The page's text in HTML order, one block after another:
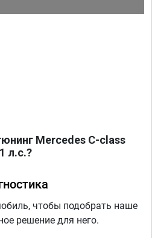
Mercedes C-class
л.с.?
чтобы подобрать наше
решение для него.